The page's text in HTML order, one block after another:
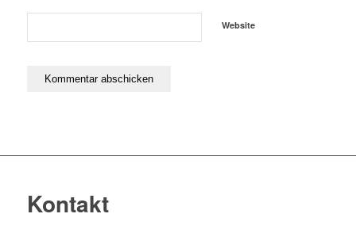
Website
Kontakt